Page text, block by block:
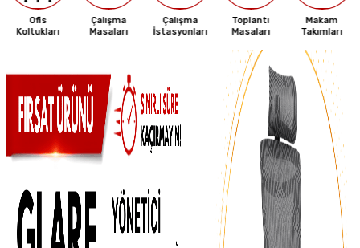
Çalışma
Masaları
Çalışma
İstasyonları
Toplantı
Masaları
Makam
Takımları
Oturma
Grupları